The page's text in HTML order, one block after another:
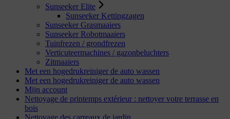
Sunseeker Elite
Sunseeker Kettingzagen
Sunseeker Grasmaaiers
Sunseeker Robotmaaiers
Tuinfrezen / grondfrezen
Verticuteermachines / gazonbeluchters
Zitmaaiers
Met een hogedrukreiniger de auto wassen
Met een hogedrukreiniger de auto wassen
Mijn account
Nettoyage de printemps extérieur : nettoyer votre terrasse en
bois
Nettoyage des carreaux de jardin